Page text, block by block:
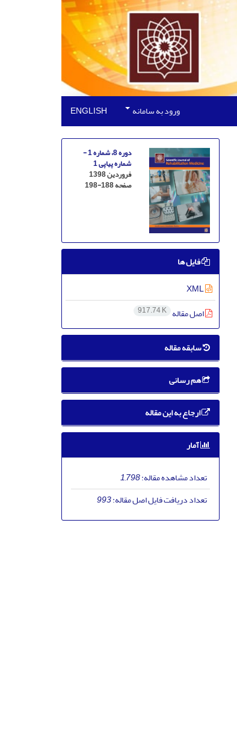
ورود به سامانه ENGLISH
دوره 8، شماره 1 -
شماره پیاپی 1
فروردین 1398
صفحه198-188
فایل ها
XML
اصل مقاله 917.74 K
سابقه مقاله
هم رسانی
ارجاع به این مقاله
آمار
تعداد مشاهده مقاله:1,798
تعداد دریافت فایل اصل مقاله:993